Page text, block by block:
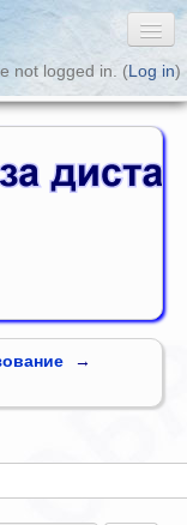
not logged in. (Log in)
→